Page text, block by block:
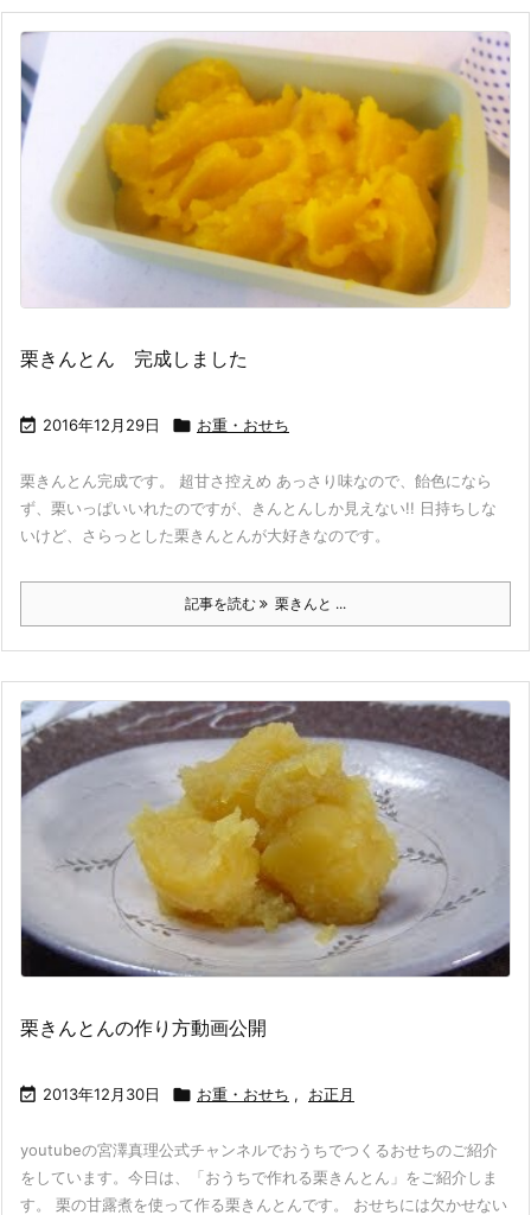
栗きんとん 完成しました
 2016年12月29日  お重・おせち
栗きんとん完成です。 超甘さ控えめ あっさり味なので、飴色になら
ず、栗いっぱいいれたのですが、きんとんしか見えない!! 日持ちしな
いけど、さらっとした栗きんとんが大好きなのです。
記事を読む 栗きんと ...
栗きんとんの作り方動画公開
 2013年12月30日  お重・おせち , お正月
youtubeの宮澤真理公式チャンネルでおうちでつくるおせちのご紹介
をしています。今日は、「おうちで作れる栗きんとん」をご紹介しま
す。 栗の甘露煮を使って作る栗きんとんです。 おせちには欠かせない